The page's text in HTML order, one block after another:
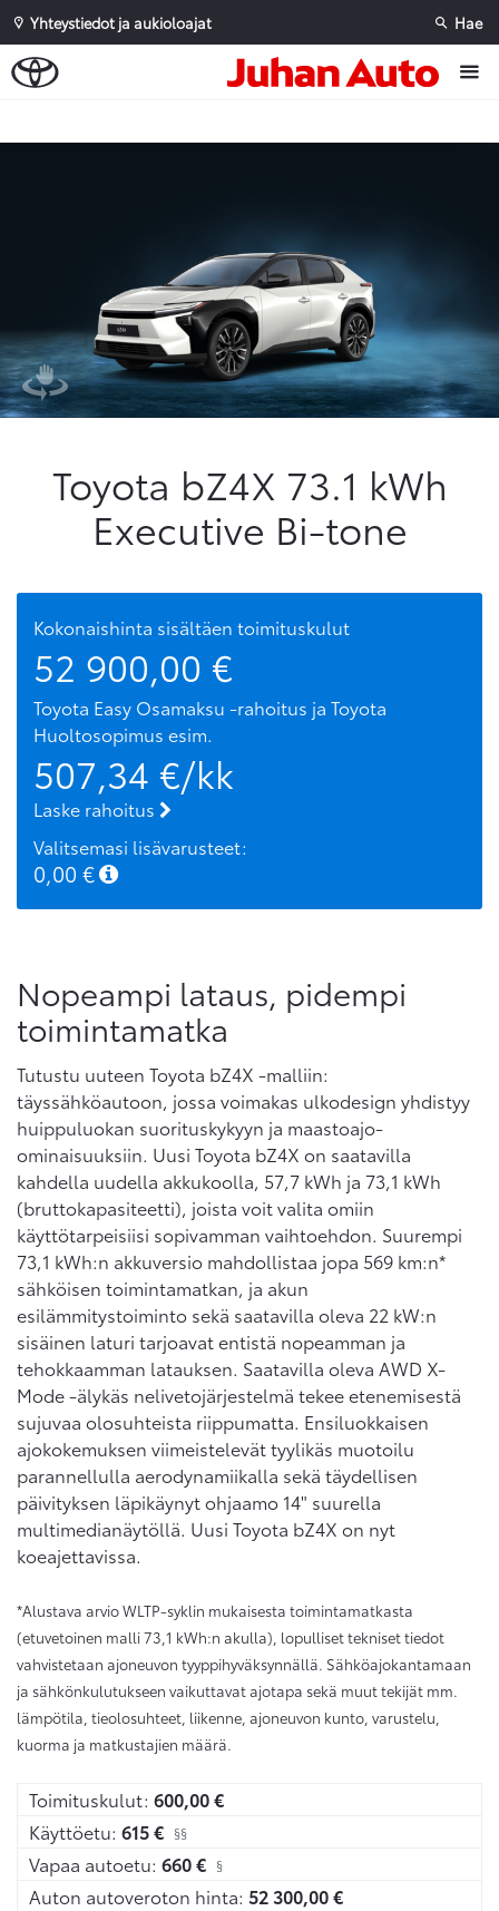
Yhteystiedot ja aukioloajat Hae
Toyota bZ4X 73.1 kWh
Executive Bi-tone
Kokonaishinta sisältäen toimituskulut
52 900,00 €
Toyota Easy Osamaksu -rahoitus ja Toyota
Huoltosopimus esim.
507,34 €/kk
Laske rahoitus
Valitsemasi lisävarusteet:
0,00 €
Nopeampi lataus, pidempi
toimintamatka
Tutustu uuteen Toyota bZ4X -malliin:
täyssähköautoon, jossa voimakas ulkodesign yhdistyy
huippuluokan suorituskykyyn ja maastoajo-
ominaisuuksiin. Uusi Toyota bZ4X on saatavilla
kahdella uudella akkukoolla, 57,7 kWh ja 73,1 kWh
(bruttokapasiteetti), joista voit valita omiin
käyttötarpeisiisi sopivamman vaihtoehdon. Suurempi
73,1 kWh:n akkuversio mahdollistaa jopa 569 km:n*
sähköisen toimintamatkan, ja akun
esilämmitystoiminto sekä saatavilla oleva 22 kW:n
sisäinen laturi tarjoavat entistä nopeamman ja
tehokkaamman latauksen. Saatavilla oleva AWD X-
Mode -älykäs nelivetojärjestelmä tekee etenemisestä
sujuvaa olosuhteista riippumatta. Ensiluokkaisen
ajokokemuksen viimeistelevät tyylikäs muotoilu
parannellulla aerodynamiikalla sekä täydellisen
päivityksen läpikäynyt ohjaamo 14" suurella
multimedianäytöllä. Uusi Toyota bZ4X on nyt
koeajettavissa.
*Alustava arvio WLTP-syklin mukaisesta toimintamatkasta
(etuvetoinen malli 73,1 kWh:n akulla), lopulliset tekniset tiedot
vahvistetaan ajoneuvon tyyppihyväksynnällä. Sähköajokantamaan
ja sähkönkulutukseen vaikuttavat ajotapa sekä muut tekijät mm.
lämpötila, tieolosuhteet, liikenne, ajoneuvon kunto, varustelu,
kuorma ja matkustajien määrä.
Toimituskulut: 600,00€
Käyttöetu: 615€ §§
Vapaa autoetu: 660€ §
Auton autoveroton hinta: 52 300,00€